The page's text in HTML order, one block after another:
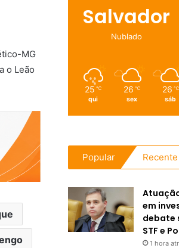
MG
o Leão
Salvador
Nublado
25 ℃
qui
26 ℃
sex
26 ℃
sáb
Popular Recente
em
debate
STF e
1 hora